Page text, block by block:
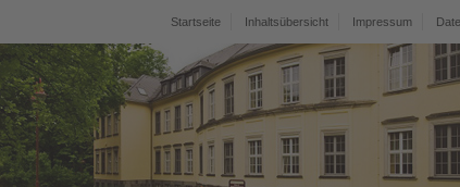
Startseite Inhaltsübersicht Impressum